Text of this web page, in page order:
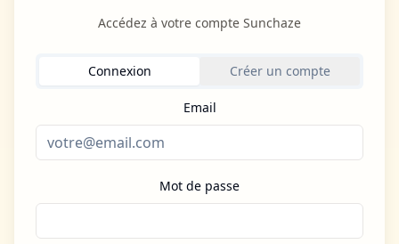
Accédez à votre compte Sunchaze
Connexion Créer un compte
Email
Mot de passe